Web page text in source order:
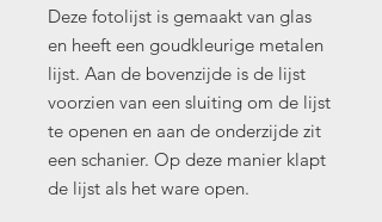
Deze fotolijst is gemaakt van glas
en heeft een goudkleurige metalen
lijst. Aan de bovenzijde is de lijst
voorzien van een sluiting om de lijst
te openen en aan de onderzijde zit
een schanier. Op deze manier klapt
de lijst als het ware open.